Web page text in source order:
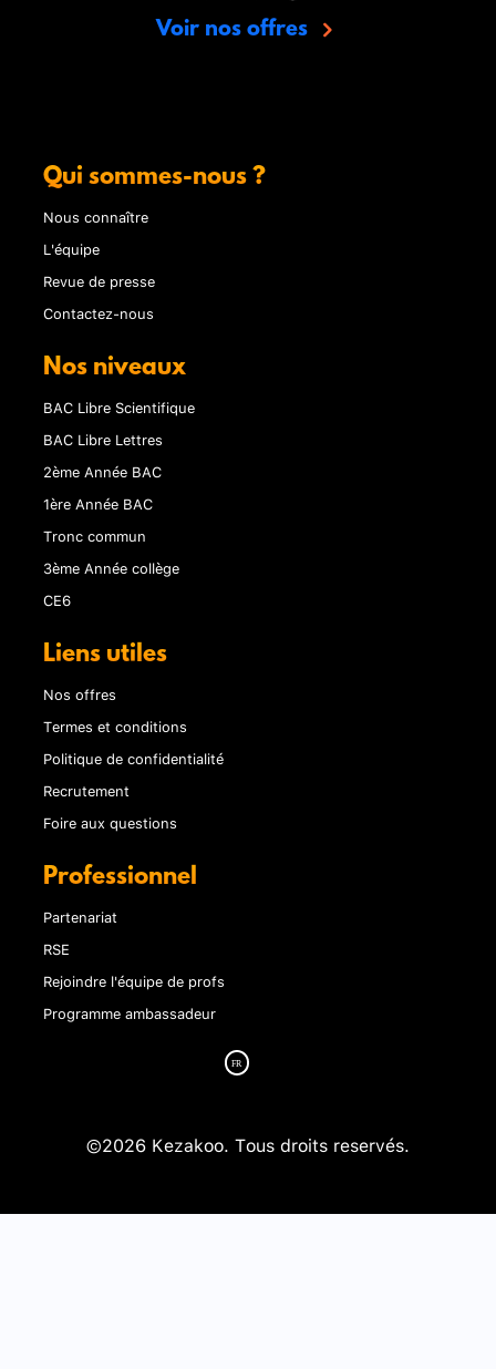
Voir nos offres
Qui sommes-nous ?
Nous connaître
L'équipe
Revue de presse
Contactez-nous
Nos niveaux
BAC Libre Scientifique
BAC Libre Lettres
2ème Année BAC
1ère Année BAC
Tronc commun
3ème Année collège
CE6
Liens utiles
Nos offres
Termes et conditions
Politique de confidentialité
Recrutement
Foire aux questions
Professionnel
Partenariat
RSE
Rejoindre l'équipe de profs
Programme ambassadeur
©2026 Kezakoo. Tous droits reservés.